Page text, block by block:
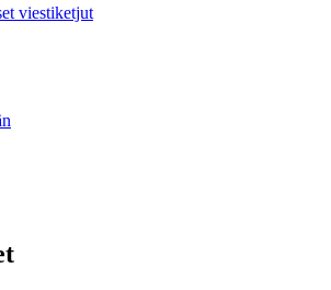
viestiketjut